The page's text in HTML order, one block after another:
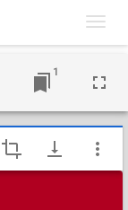
1